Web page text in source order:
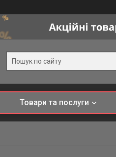
Товари та послуги